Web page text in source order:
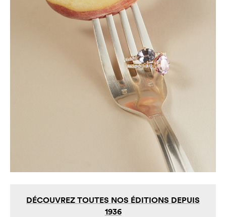
DÉCOUVREZ TOUTES NOS ÉDITIONS DEPUIS
1936